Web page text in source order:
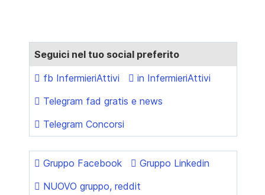
Seguici nel tuo social preferito
fb InfermieriAttivi
in InfermieriAttivi
Telegram fad gratis e news
Telegram Concorsi
Gruppo Facebook
Gruppo Linkedin
NUOVO gruppo, reddit